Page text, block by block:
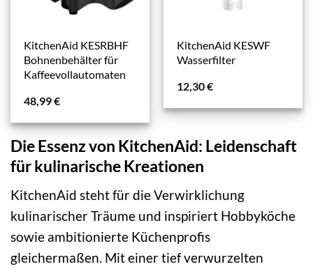
KitchenAid KESRBHF
Bohnenbehälter für
Kaffeevollautomaten
48,99€
KitchenAid KESWF
Wasserfilter
12,30€
Die Essenz von KitchenAid: Leidenschaft
für kulinarische Kreationen
KitchenAid steht für die Verwirklichung
kulinarischer Träume und inspiriert Hobbyköche
sowie ambitionierte Küchenprofis
gleichermaßen. Mit einer tief verwurzelten